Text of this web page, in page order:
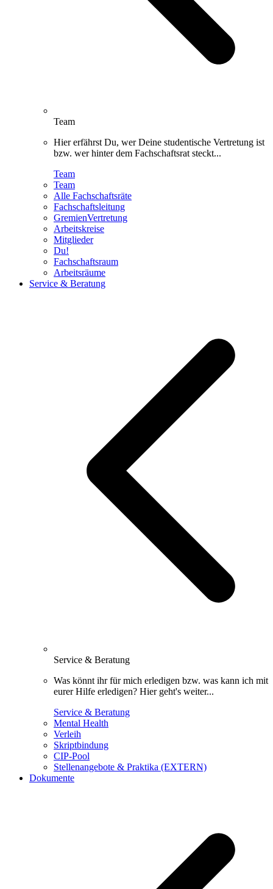
Team
Hier erfährst Du, wer Deine studentische Vertretung ist
bzw. wer hinter dem Fachschaftsrat steckt...
Team
Team
Alle Fachschaftsräte
Fachschaftsleitung
GremienVertretung
Arbeitskreise
Mitglieder
Du!
Fachschaftsraum
Arbeitsräume
Service & Beratung
Service & Beratung
Was könnt ihr für mich erledigen bzw. was kann ich mit
eurer Hilfe erledigen? Hier geht's weiter...
Service & Beratung
Mental Health
Verleih
Skriptbindung
CIP-Pool
Stellenangebote & Praktika (EXTERN)
Dokumente